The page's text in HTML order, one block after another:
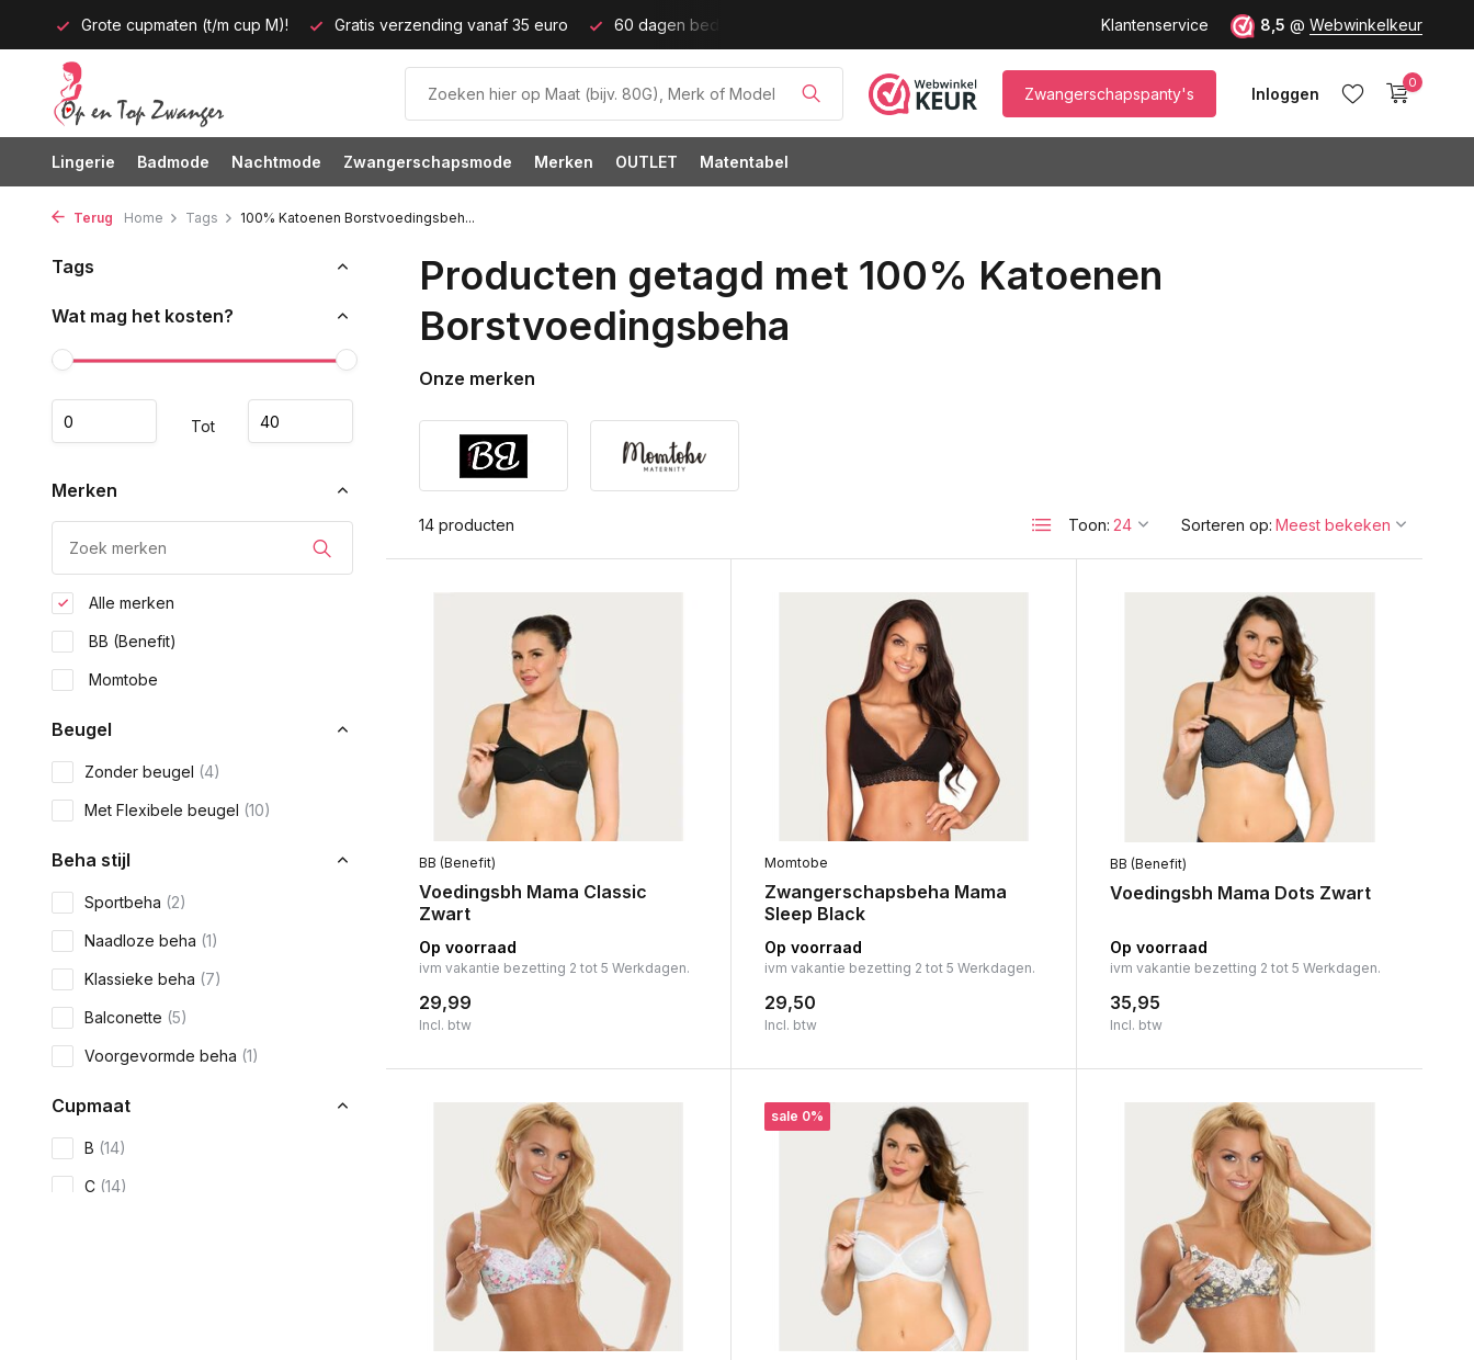
Gratis verzending vanaf 35 euro 60 dagen bedenktijd! Grote cupmaten (t/m cup M)! Klantenservice 8,5 @ Webwinkelkeur
Zwangerschapspanty's Inloggen
0
Lingerie Badmode Nachtmode Zwangerschapsmode Merken OUTLET Matentabel
Terug Home Tags 100% Katoenen Borstvoedingsbeh...
Tags
Wat mag het kosten?
Tot
Merken
Alle merken
BB (Benefit)
Momtobe
Beugel
Zonder beugel (4)
Met Flexibele beugel (10)
Beha stijl
Sportbeha (2)
Naadloze beha (1)
Klassieke beha (7)
Balconette (5)
Voorgevormde beha (1)
Cupmaat
B (14)
C (14)
Producten getagd met 100% Katoenen
Borstvoedingsbeha
Onze merken
14 producten Toon: Sorteren op:
BB (Benefit)
Voedingsbh Mama Classic
Zwart
Op voorraad
ivm vakantie bezetting 2 tot 5 Werkdagen.
29,99
Incl. btw
Momtobe
Zwangerschapsbeha Mama
Sleep Black
Op voorraad
ivm vakantie bezetting 2 tot 5 Werkdagen.
29,50
Incl. btw
BB (Benefit)
Voedingsbh Mama Dots Zwart
Op voorraad
ivm vakantie bezetting 2 tot 5 Werkdagen.
35,95
Incl. btw
sale 0%